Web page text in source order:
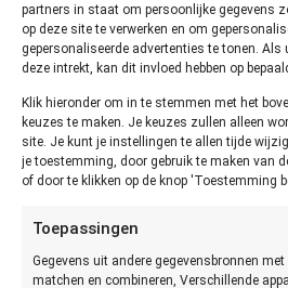
partners in staat om persoonlijke gegevens
op deze site te verwerken en om
gepersonaliseerde advertenties te tonen.
deze intrekt, kan dit invloed hebben op
Klik hieronder om in te stemmen met het
keuzes te maken. Je keuzes zullen alleen
site. Je kunt je instellingen te allen tijde
je toestemming, door gebruik te maken van
of door te klikken op de knop 'Toestemming
Toepassingen
Gegevens uit andere gegevensbronnen met
matchen en combineren, Verschillende
verpakkingswijze. Daarnaast
keukenkastje, koelkast of vriezer.
op de houdbaarheid van granen,
je een overzicht van de
pasta en de houdbaarheid. Klik op
worden.